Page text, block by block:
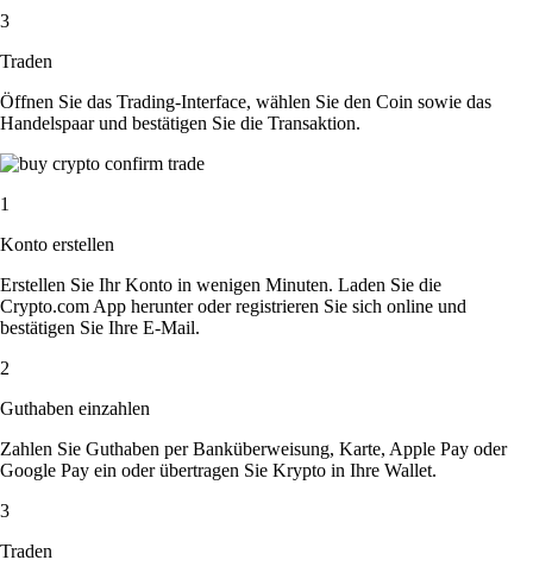
3
Traden
Öffnen Sie das Trading-Interface, wählen Sie den Coin sowie das
Handelspaar und bestätigen Sie die Transaktion.
1
Konto erstellen
Erstellen Sie Ihr Konto in wenigen Minuten. Laden Sie die
Crypto.com App herunter oder registrieren Sie sich online und
bestätigen Sie Ihre E-Mail.
2
Guthaben einzahlen
Zahlen Sie Guthaben per Banküberweisung, Karte, Apple Pay oder
Google Pay ein oder übertragen Sie Krypto in Ihre Wallet.
3
Traden